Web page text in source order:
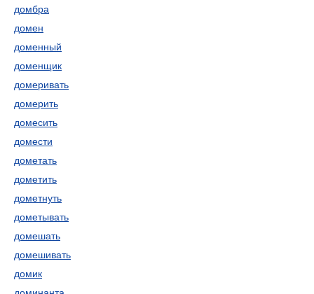
домбра
домен
доменный
доменщик
домеривать
домерить
домесить
домести
дометать
дометить
дометнуть
дометывать
домешать
домешивать
домик